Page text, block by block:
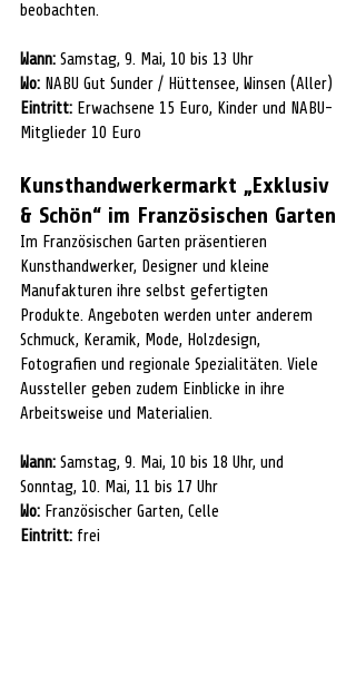
beobachten.
Wann: Samstag, 9. Mai, 10 bis 13 Uhr
Wo: NABU Gut Sunder / Hüttensee, Winsen (Aller)
Eintritt: Erwachsene 15 Euro, Kinder und NABU-
Mitglieder 10 Euro
Kunsthandwerkermarkt „Exklusiv
& Schön“ im Französischen Garten
Im Französischen Garten präsentieren
Kunsthandwerker, Designer und kleine
Manufakturen ihre selbst gefertigten
Produkte. Angeboten werden unter anderem
Schmuck, Keramik, Mode, Holzdesign,
Fotografien und regionale Spezialitäten. Viele
Aussteller geben zudem Einblicke in ihre
Arbeitsweise und Materialien.
Wann: Samstag, 9. Mai, 10 bis 18 Uhr, und
Sonntag, 10. Mai, 11 bis 17 Uhr
Wo: Französischer Garten, Celle
Eintritt: frei